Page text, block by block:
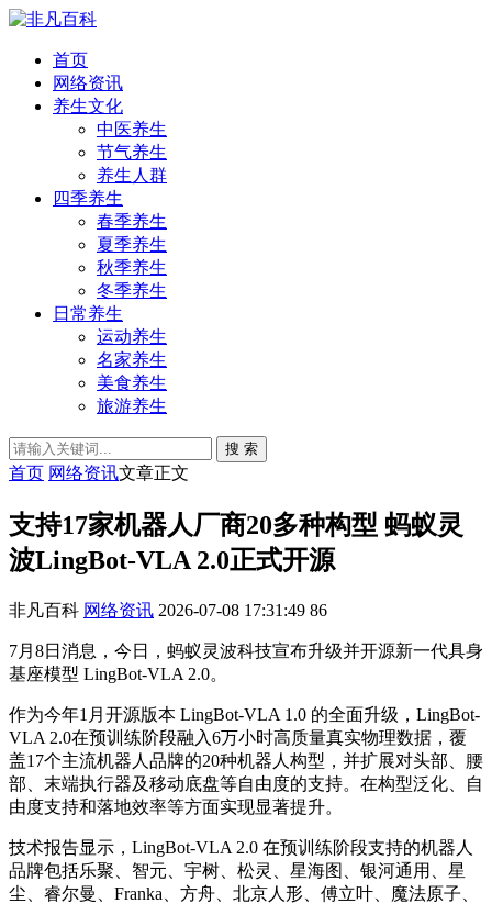
首页
网络资讯
养生文化
中医养生
节气养生
养生人群
四季养生
春季养生
夏季养生
秋季养生
冬季养生
日常养生
运动养生
名家养生
美食养生
旅游养生
搜 索
首页 网络资讯文章正文
支持17家机器人厂商20多种构型 蚂蚁灵
波LingBot-VLA 2.0正式开源
非凡百科 网络资讯 2026-07-08 17:31:49 86
7月8日消息，今日，蚂蚁灵波科技宣布升级并开源新一代具身
基座模型 LingBot-VLA 2.0。
作为今年1月开源版本 LingBot-VLA 1.0 的全面升级，LingBot-
VLA 2.0在预训练阶段融入6万小时高质量真实物理数据，覆
盖17个主流机器人品牌的20种机器人构型，并扩展对头部、腰
部、末端执行器及移动底盘等自由度的支持。在构型泛化、自
由度支持和落地效率等方面实现显著提升。
技术报告显示，LingBot-VLA 2.0 在预训练阶段支持的机器人
品牌包括乐聚、智元、宇树、松灵、星海图、银河通用、星
尘、睿尔曼、Franka、方舟、北京人形、傅立叶、魔法原子、